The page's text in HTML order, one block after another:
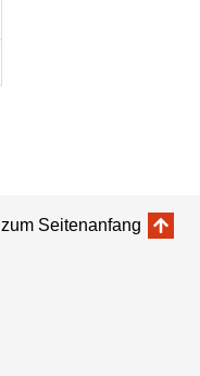
zum Seitenanfang